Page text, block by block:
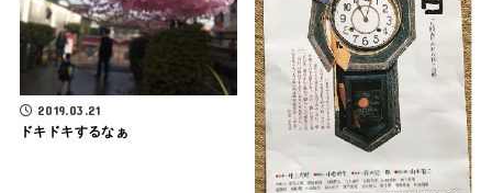
2019.03.21
ドキドキするなぁ